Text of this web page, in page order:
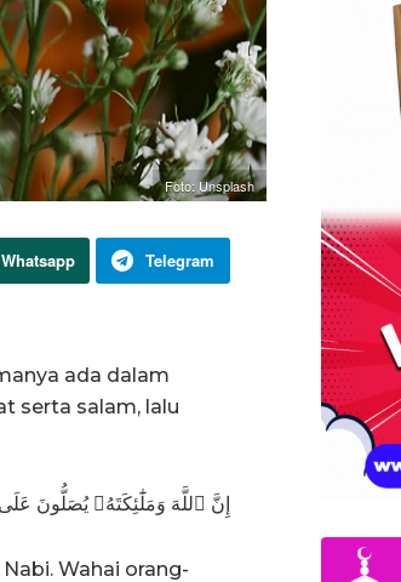
Foto: Unsplash
Whatsapp Telegram
ada dalam
serta salam, lalu
إِنَّ ٱللَّهَ وَمَلَٰٓئِكَتَهُۥ يُصَلُّونَ
Wahai orang-